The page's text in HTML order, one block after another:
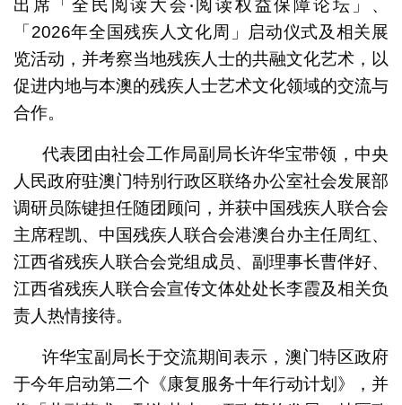
出席「全民阅读大会‧阅读权益保障论坛」、
「2026年全国残疾人文化周」启动仪式及相关展
览活动，并考察当地残疾人士的共融文化艺术，以
促进内地与本澳的残疾人士艺术文化领域的交流与
合作。
代表团由社会工作局副局长许华宝带领，中央
人民政府驻澳门特别行政区联络办公室社会发展部
调研员陈键担任随团顾问，并获中国残疾人联合会
主席程凯、中国残疾人联合会港澳台办主任周红、
江西省残疾人联合会党组成员、副理事长曹伴好、
江西省残疾人联合会宣传文体处处长李霞及相关负
责人热情接待。
许华宝副局长于交流期间表示，澳门特区政府
于今年启动第二个《康复服务十年行动计划》，并